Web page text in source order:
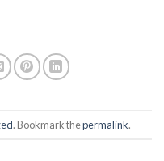
. Bookmark thepermalink.